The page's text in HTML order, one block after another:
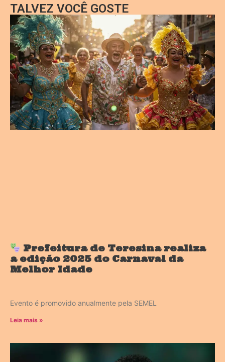
TALVEZ VOCÊ GOSTE
Prefeitura de Teresina realiza
a edição 2025 do Carnaval da
Melhor Idade
Evento é promovido anualmente pela SEMEL
Leia mais »